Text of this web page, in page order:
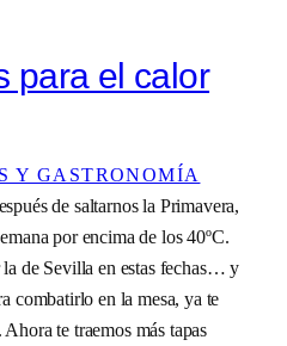
para el calor
Y GASTRONOMÍA
de saltarnos la Primavera,
por encima de los 40ºC.
de Sevilla en estas fechas… y
combatirlo en la mesa, ya te
te traemos más tapas